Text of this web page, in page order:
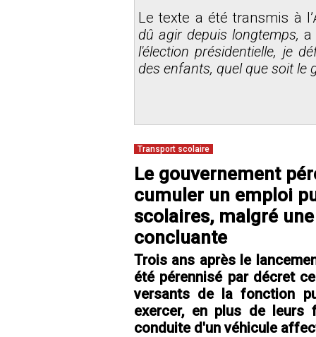
Le texte a été transmis à
dû agir depuis longtemps, a
l'élection présidentielle, je
des enfants, quel que soit le
Transport scolaire
Le gouvernement
cumuler un emploi
scolaires, malgré
concluante
Trois ans après le
été pérennisé par décret
versants de la fonction
exercer, en plus de leurs
conduite d'un véhicule